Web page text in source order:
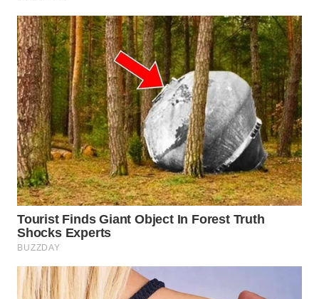
WN
DEPOK
WN
TAPANULI
UTARA
WN
SAMOSIR
WN
PADANG
LAWAS
WN
SUMEDANG